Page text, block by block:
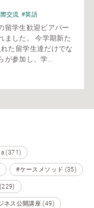
交流 #英語
留学生歓迎ビアパー
ました。 今学期新た
た留学生達だけでな
が参加し、学...
(371)
#ケースメソッド (35)
ネス公開講座 (49)